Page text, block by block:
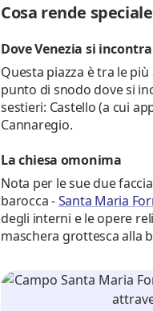
Cosa rende
Dove Venezia si incontra
Questa piazza è tra le
punto di snodo dove si
sestieri: Castello (a cui
Cannaregio.
La chiesa omonima
Nota per le sue due
barocca -Santa Maria
degli interni e le opere
maschera grottesca alla